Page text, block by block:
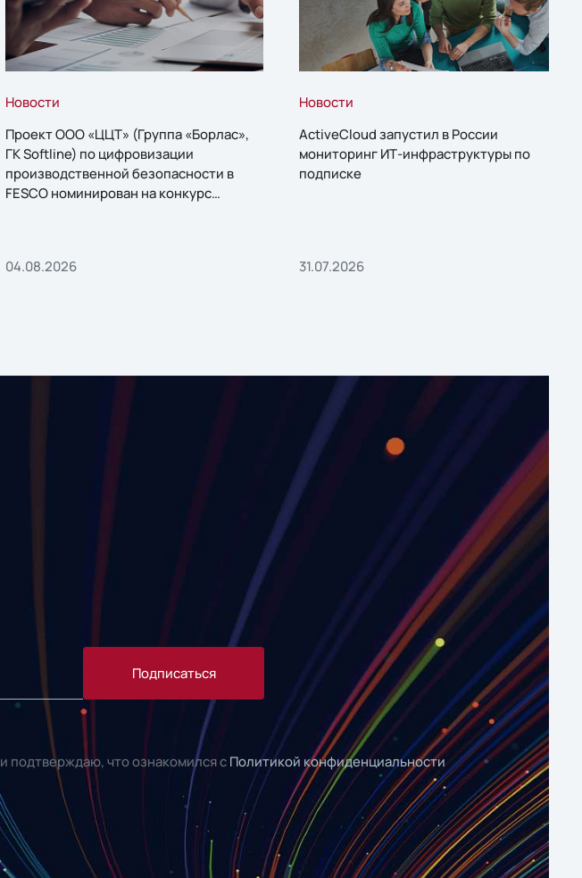
Новости
Проект ООО «ЦЦТ» (Группа «Борлас»,
ГК Softline) по цифровизации
производственной безопасности в
FESCO номинирован на конкурс
04.08.2026
Новости
ActiveCloud запустил в России
мониторинг ИТ-инфраструктуры по
подписке
31.07.2026
Подписаться
и подтверждаю, что ознакомился с Политикой конфиденциальности